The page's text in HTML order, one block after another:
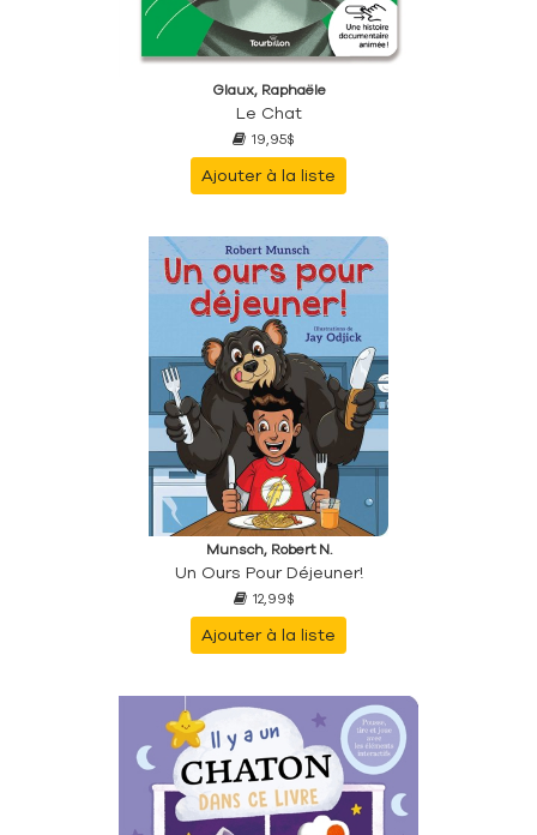
Glaux, Raphaële
Le Chat
19,95$
Ajouter à la liste
Munsch, Robert N.
Un Ours Pour Déjeuner!
12,99$
Ajouter à la liste